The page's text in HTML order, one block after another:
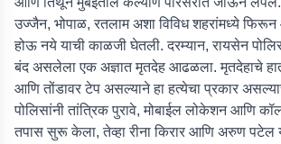
उज्जैन, भोपाळ, रतलाम अशा विविध शहरांमध्ये
होऊ नये याची काळजी घेतली. दरम्यान, रायसेन
बंद असलेला एक अज्ञात मृतदेह आढळला. मृतदेहाचे
आणि तोंडावर टेप असल्याने हा हत्येचा प्रकार
पोलिसांनी तांत्रिक पुरावे, मोबाईल लोकेशन आणि
तपास सुरू केला, तेव्हा रीना किरार आणि अरुण पटेल